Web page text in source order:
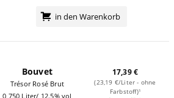
in den Warenkorb
Bouvet
Trésor Rosé Brut
0,750 Liter/ 12.5% vol
17,39 €
(23,19 €/Liter - ohne
Farbstoff)¹